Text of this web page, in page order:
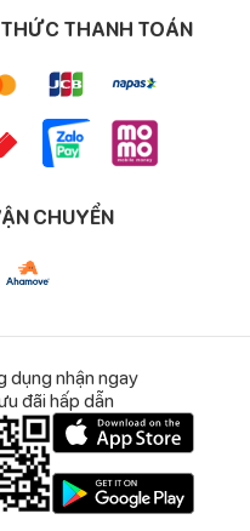
bên trong và giữ bề mặt tã
khô
THANH TOÁN
CHUYỂN
dụng nhận ngay
đãi hấp dẫn